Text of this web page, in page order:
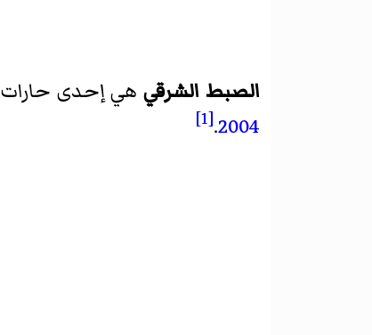
الصبط الشرقيهي إحدى حارات
2004
.
[1]